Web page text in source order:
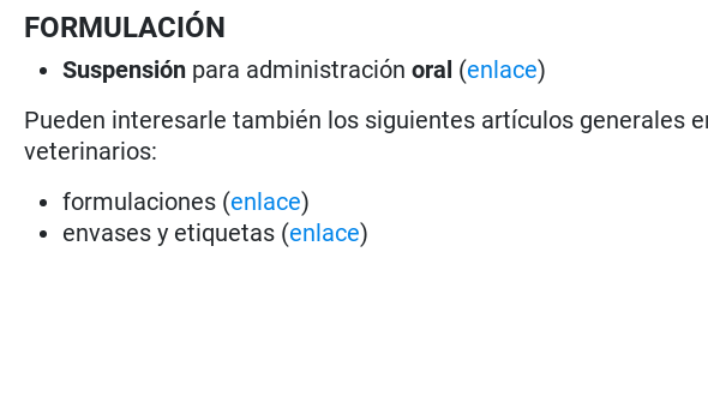
FORMULACIÓN
Suspensión para administraciónoral (enlace)
Pueden interesarle también los siguientes artículos generales
veterinarios:
formulaciones (enlace)
envases y etiquetas (enlace)